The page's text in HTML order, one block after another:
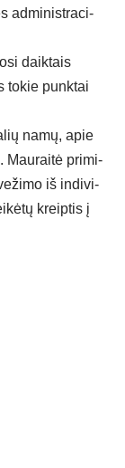
ad­mi­nist­ra­ci­
daik­tais
to­kie punk­tai
na­mų, apie
Mau­rai­tė pri­mi­
iš in­di­vi­
kreip­tis į